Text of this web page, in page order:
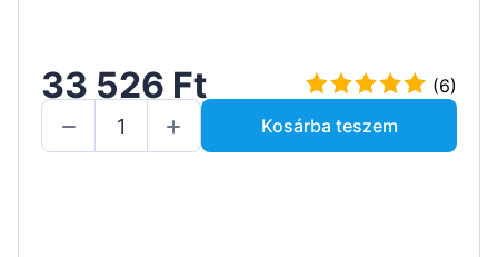
33 526 Ft
(6)
Kosárba teszem